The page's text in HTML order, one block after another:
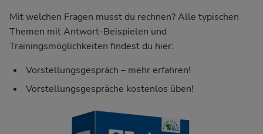
Mit welchen Fragen musst du rechnen? Alle typischen
Themen mit Antwort-Beispielen und
Trainingsmöglichkeiten findest du hier:
Vorstellungsgespräch – mehr erfahren!
Vorstellungsgespräche kostenlos üben!